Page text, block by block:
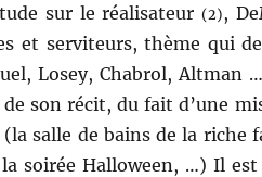
sur le réalisateur(2),
et serviteurs, thème qui
Losey, Chabrol, Altman
son récit, du fait d’une
salle de bains de la
la soirée Halloween, …) Il